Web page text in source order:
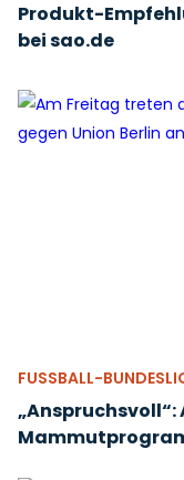
Produkt-
bei sao.de
FUSSBALL-